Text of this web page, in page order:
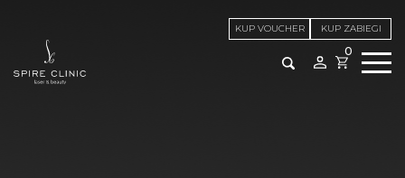
KUP VOUCHER KUP ZABIEGI
0